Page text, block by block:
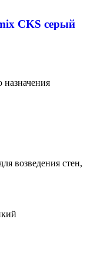
CKS серый
назначения
возведения стен,